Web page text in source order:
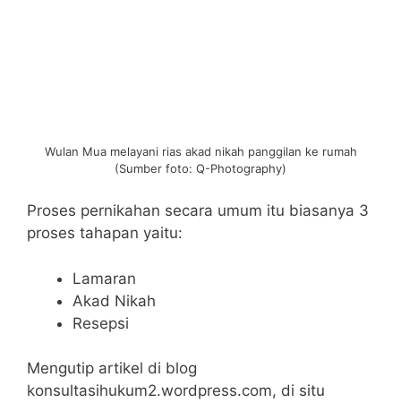
Wulan Mua melayani rias akad nikah panggilan ke rumah
(Sumber foto: Q-Photography)
Proses pernikahan secara umum itu biasanya 3
proses tahapan yaitu:
Lamaran
Akad Nikah
Resepsi
Mengutip artikel di blog
konsultasihukum2.wordpress.com, di situ